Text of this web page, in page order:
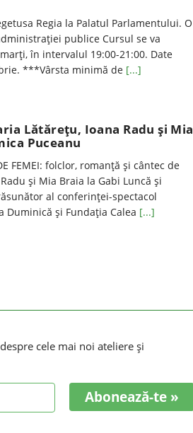
Regia la Palatul Parlamentului. O
publice Cursul se va
în intervalul 19:00-21:00. Date
***Vârsta minimă de [...]
Lătărețu, Ioana Radu și Mia
Puceanu
FEMEI: folclor, romanță și cântec de
și Mia Braia la Gabi Luncă și
al conferinței-spectacol
Duminică și Fundația Calea [...]
cele mai noi ateliere şi
Abonează-te »